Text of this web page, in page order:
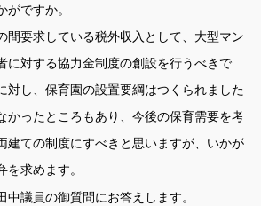
ですか。
要求している税外収入として、大型マン
に対する協力金制度の創設を行うべきで
対し、保育園の設置要綱はつくられました
かったところもあり、今後の保育需要を考
建ての制度にすべきと思いますが、いかが
求めます。
議員の御質問にお答えします。